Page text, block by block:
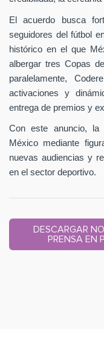
El acuerdo busca
seguidores del fútbol
histórico en el que
albergar tres Copas
paralelamente,
activaciones y
entrega de premios y
Con este anuncio, la
México mediante
nuevas audiencias y
en el sector deportivo.
DESCARGAR
PRENSA EN